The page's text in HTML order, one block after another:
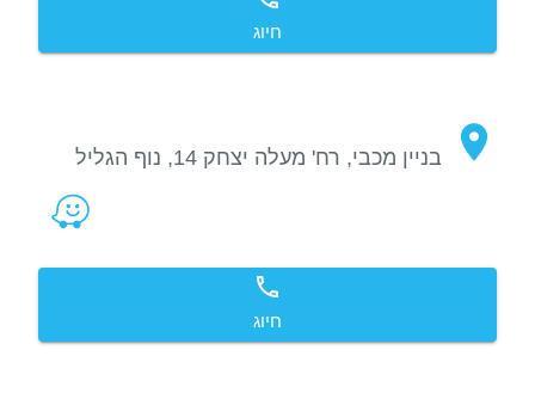
חיוג
בניין מכבי, רח' מעלה יצחק 14, נוף הגליל
חיוג